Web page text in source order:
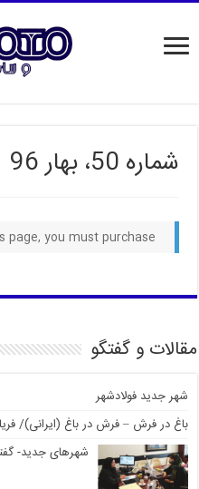
شماره 50، بهار 96
page, you must purchase
مقالات و گفتگو
شهر جدید فولادشهر
باغ در فرش – فرش در باغ (ایرانی)/
شهرهای جدید-